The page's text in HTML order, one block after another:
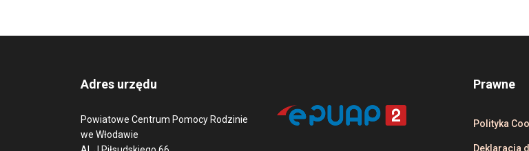
Adres urzędu
Powiatowe Centrum Pomocy Rodzinie
we Włodawie
Prawne
Polityka
Deklaracja